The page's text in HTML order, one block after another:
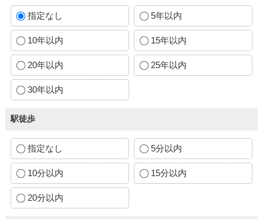
指定なし 5年以内
10年以内 15年以内
20年以内 25年以内
30年以内
駅徒歩
指定なし 5分以内
10分以内 15分以内
20分以内